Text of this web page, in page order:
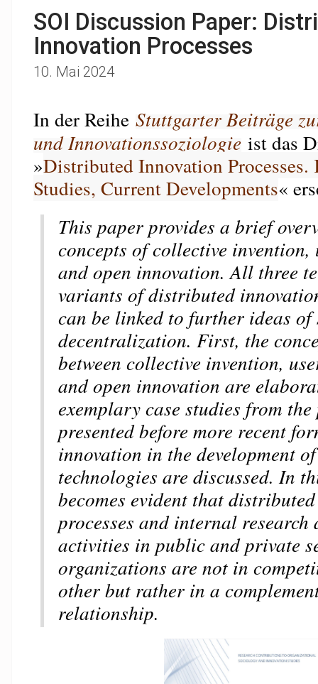
SOI Discussion Paper:
Innovation Processes
10. Mai 2024
In der Reihe Stuttgarter Beiträge
und Innovationssoziologieist das
»Distributed Innovation Processes.
Studies, Current Developments«
This paper provides a brief
concepts of collective
and open innovation. All three
variants of distributed
can be linked to further ideas of
decentralization. First, the
between collective invention,
and open innovation are
exemplary case studies from the
presented before more recent
innovation in the development
technologies are discussed. In
becomes evident that
processes and internal research
activities in public and private
organizations are not in
other but rather in a
relationship.